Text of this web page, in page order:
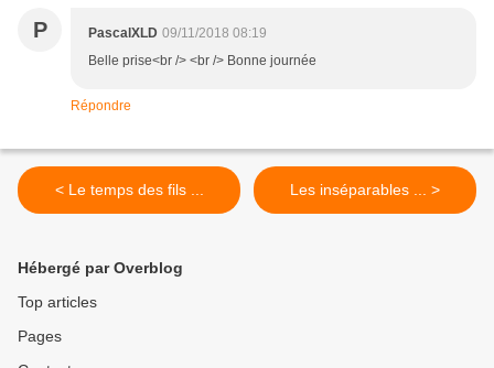
P PascalXLD 09/11/2018 08:19
Belle prise<br /> <br /> Bonne journée
Répondre
< Le temps des fils ... Les inséparables ... >
Hébergé par Overblog
Top articles
Pages